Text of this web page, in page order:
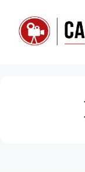
contenuto